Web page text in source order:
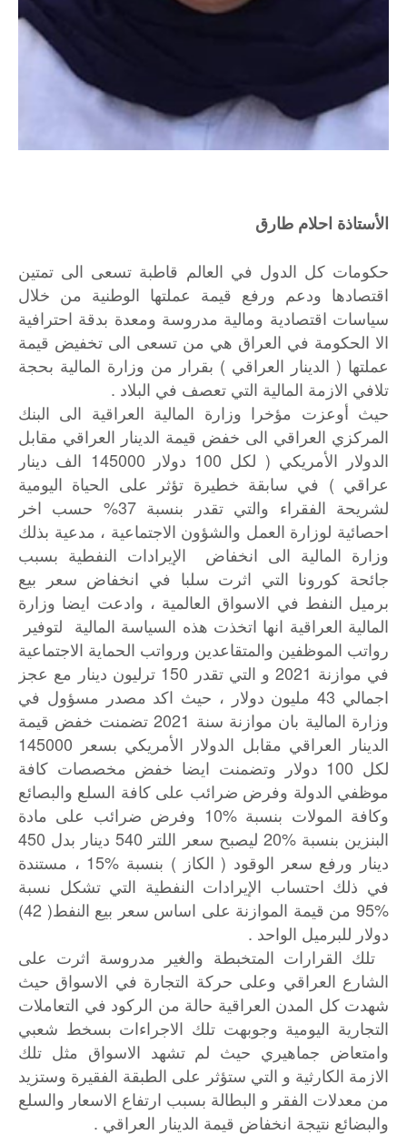
الأستاذة احلام طارق
حكومات كل الدول في العالم قاطبة تسعى الى تمتين
اقتصادها ودعم ورفع قيمة عملتها الوطنية من خلال
سياسات اقتصادية ومالية مدروسة ومعدة بدقة احترافية
الا الحكومة في العراق هي من تسعى الى تخفيض قيمة
عملتها ( الدينار العراقي ) بقرار من وزارة المالية بحجة
تلافي الازمة المالية التي تعصف في البلاد .
حيث أوعزت مؤخرا وزارة المالية العراقية الى البنك
المركزي العراقي الى خفض قيمة الدينار العراقي مقابل
الدولار الأمريكي ( لكل 100 دولار 145000 الف دينار
عراقي ) في سابقة خطيرة تؤثر على الحياة اليومية
لشريحة الفقراء والتي تقدر بنسبة ‎%‎37 حسب اخر
احصائية لوزارة العمل والشؤون الاجتماعية ، مدعية بذلك
وزارة المالية الى انخفاض الإيرادات النفطية بسبب
جائحة كورونا التي اثرت سلبا في انخفاض سعر بيع
برميل النفط في الاسواق العالمية ، وادعت ايضا وزارة
المالية العراقية انها اتخذت هذه السياسة المالية لتوفير
رواتب الموظفين والمتقاعدين ورواتب الحماية الاجتماعية
في موازنة 2021 و التي تقدر 150 ترليون دينار مع عجز
اجمالي 43 مليون دولار ، حيث اكد مصدر مسؤول في
وزارة المالية بان موازنة سنة 2021 تضمنت خفض قيمة
الدينار العراقي مقابل الدولار الأمريكي بسعر 145000
لكل 100 دولار وتضمنت ايضا خفض مخصصات كافة
موظفي الدولة وفرض ضرائب على كافة السلع والبصائع
وكافة المولات بنسبة 10‎%‎ وفرض ضرائب على مادة
البنزين بنسبة 20‎%‎ ليصبح سعر اللتر 540 دينار بدل 450
دينار ورفع سعر الوقود ( الكاز ) بنسبة 15‎%‎ ، مستندة
في ذلك احتساب الإيرادات النفطية التي تشكل نسبة
95‎%‎ من قيمة الموازنة على اساس سعر بيع النفط( 42)
دولار للبرميل الواحد .
تلك القرارات المتخبطة والغير مدروسة اثرت على
الشارع العراقي وعلى حركة التجارة في الاسواق حيث
شهدت كل المدن العراقية حالة من الركود في التعاملات
التجارية اليومية وجوبهت تلك الاجراءات بسخط شعبي
وامتعاض جماهيري حيث لم تشهد الاسواق مثل تلك
الازمة الكارثية و التي ستؤثر على الطبقة الفقيرة وستزيد
من معدلات الفقر و البطالة بسبب ارتفاع الاسعار والسلع
والبضائع نتيجة انخفاض قيمة الدينار العراقي .